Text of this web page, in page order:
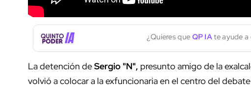
¿Quieres que QP IAte ayude a
La detención deSergio "N", presunto amigo de la
volvió a colocar a la exfuncionaria en el centro del